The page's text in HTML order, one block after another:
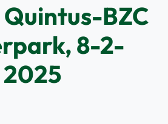
BZC
8-2-
2025